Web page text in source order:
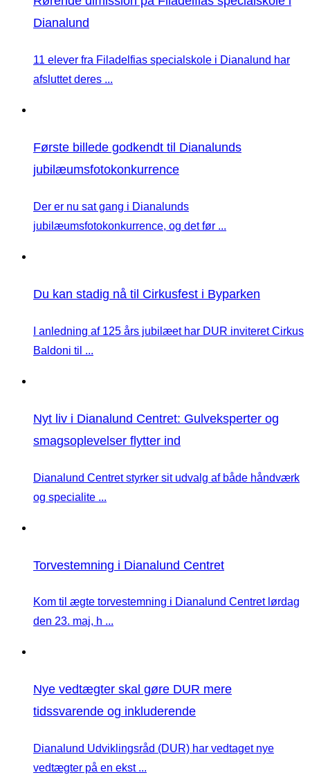
Dianalund
11 elever fra Filadelfias specialskole i Dianalund har
afsluttet deres ...
Første billede godkendt til Dianalunds
jubilæumsfotokonkurrence
Der er nu sat gang i Dianalunds
jubilæumsfotokonkurrence, og det før ...
Du kan stadig nå til Cirkusfest i Byparken
I anledning af 125 års jubilæet har DUR inviteret Cirkus
Baldoni til ...
Nyt liv i Dianalund Centret: Gulveksperter og
smagsoplevelser flytter ind
Dianalund Centret styrker sit udvalg af både håndværk
og specialite ...
Torvestemning i Dianalund Centret
Kom til ægte torvestemning i Dianalund Centret lørdag
den 23. maj, h ...
Nye vedtægter skal gøre DUR mere
tidssvarende og inkluderende
Dianalund Udviklingsråd (DUR) har vedtaget nye
vedtægter på en ekst ...